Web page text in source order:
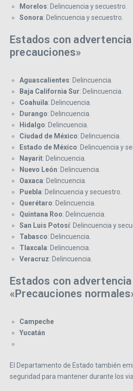
Morelos: Delincuencia y secuestro.
Sonora: Delincuencia y secuestro.
Estados con
precauciones»
Aguascalientes: Delincuencia.
Baja California Sur: Delincuencia.
Coahuila: Delincuencia.
Durango: Delincuencia.
Hidalgo: Delincuencia.
Ciudad de México: Delincuencia.
Estado de México: Delincuencia y
Nayarit: Delincuencia.
Nuevo León: Delincuencia.
Oaxaca: Delincuencia.
Puebla: Delincuencia y secuestro.
Querétaro: Delincuencia.
Quintana Roo: Delincuencia.
San Luis Potosí: Delincuencia y
Tabasco: Delincuencia.
Tlaxcala: Delincuencia.
Veracruz: Delincuencia.
Estados con advertencia
«Precauciones
Campeche
Yucatán
El Departamento de Estado también
seguridad para mantener durante los